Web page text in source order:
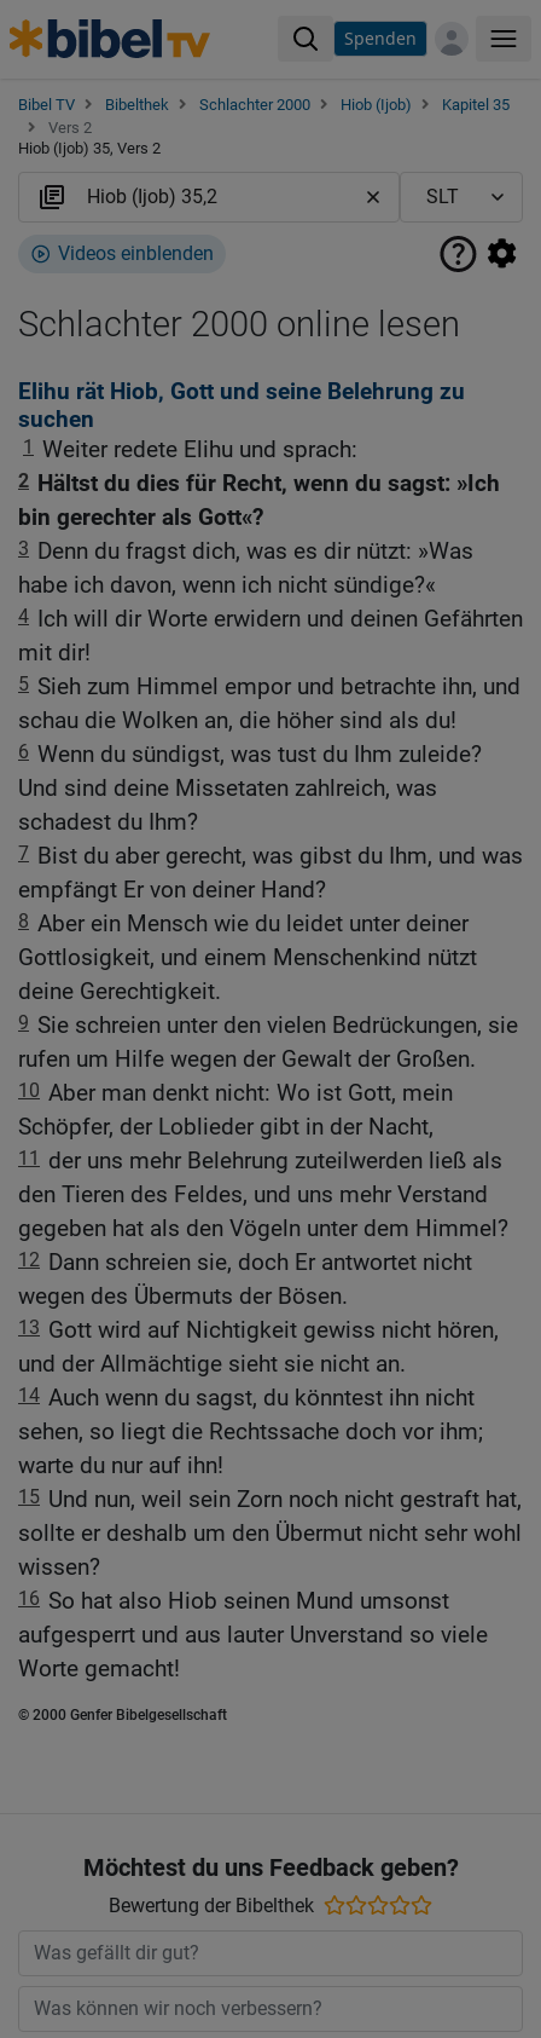
Spenden
Bibel TV Bibelthek Schlachter 2000 Hiob (Ijob)
Kapitel 35
Vers 2
Hiob (Ijob) 35, Vers 2
Videos einblenden
Schlachter 2000 online lesen
Elihu rät Hiob, Gott und seine Belehrung zu
suchen
1 Weiter redete Elihu und sprach:
2 Hältst du dies für Recht, wenn du sagst: »Ich
bin gerechter als Gott«?
3 Denn du fragst dich, was es dir nützt: »Was
habe ich davon, wenn ich nicht sündige?«
4 Ich will dir Worte erwidern und deinen Gefährten
mit dir!
5 Sieh zum Himmel empor und betrachte ihn, und
schau die Wolken an, die höher sind als du!
6 Wenn du sündigst, was tust du Ihm zuleide?
Und sind deine Missetaten zahlreich, was
schadest du Ihm?
7 Bist du aber gerecht, was gibst du Ihm, und was
empfängt Er von deiner Hand?
8 Aber ein Mensch wie du leidet unter deiner
Gottlosigkeit, und einem Menschenkind nützt
deine Gerechtigkeit.
9 Sie schreien unter den vielen Bedrückungen, sie
rufen um Hilfe wegen der Gewalt der Großen.
10 Aber man denkt nicht: Wo ist Gott, mein
Schöpfer, der Loblieder gibt in der Nacht,
11
der uns mehr Belehrung zuteilwerden ließ als
den Tieren des Feldes, und uns mehr Verstand
gegeben hat als den Vögeln unter dem Himmel?
12 Dann schreien sie, doch Er antwortet nicht
wegen des Übermuts der Bösen.
13 Gott wird auf Nichtigkeit gewiss nicht hören,
und der Allmächtige sieht sie nicht an.
14 Auch wenn du sagst, du könntest ihn nicht
sehen, so liegt die Rechtssache doch vor ihm;
warte du nur auf ihn!
15 Und nun, weil sein Zorn noch nicht gestraft hat,
sollte er deshalb um den Übermut nicht sehr wohl
wissen?
16 So hat also Hiob seinen Mund umsonst
aufgesperrt und aus lauter Unverstand so viele
Worte gemacht!
© 2000 Genfer Bibelgesellschaft
Möchtest du uns Feedback geben?
Bewertung der Bibelthek